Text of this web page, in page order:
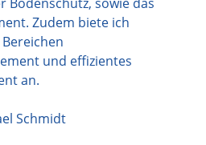
Zudem biete ich
und effizientes
an.
Schmidt